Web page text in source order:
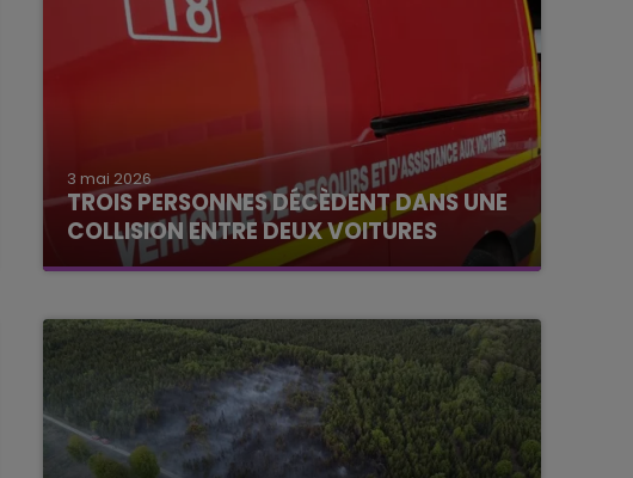
3 mai 2026
TROIS PERSONNES DÉCÈDENT DANS UNE
COLLISION ENTRE DEUX VOITURES